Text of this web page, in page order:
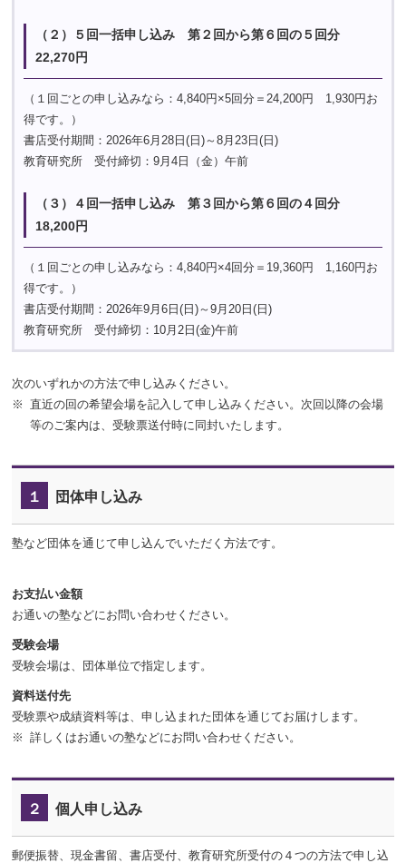
（２）５回一括申し込み 第２回から第６回の５回分
22,270円
（１回ごとの申し込みなら：4,840円×5回分＝24,200円 1,930円お
得です。）
書店受付期間：2026年6月28日(日)～8月23日(日)
教育研究所 受付締切：9月4日（金）午前
（３）４回一括申し込み 第３回から第６回の４回分
18,200円
（１回ごとの申し込みなら：4,840円×4回分＝19,360円 1,160円お
得です。）
書店受付期間：2026年9月6日(日)～9月20日(日)
教育研究所 受付締切：10月2日(金)午前
次のいずれかの方法で申し込みください。
直近の回の希望会場を記入して申し込みください。次回以降の会場
等のご案内は、受験票送付時に同封いたします。
１ 団体申し込み
塾など団体を通じて申し込んでいただく方法です。
お支払い金額
お通いの塾などにお問い合わせください。
受験会場
受験会場は、団体単位で指定します。
資料送付先
受験票や成績資料等は、申し込まれた団体を通じてお届けします。
詳しくはお通いの塾などにお問い合わせください。
２ 個人申し込み
郵便振替 、現金書留 、書店受付 、教育研究所受付の４つの方法で申し込